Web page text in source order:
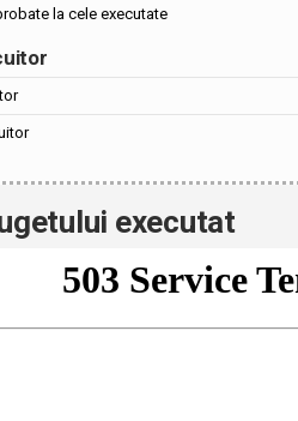
la cele executate
executat